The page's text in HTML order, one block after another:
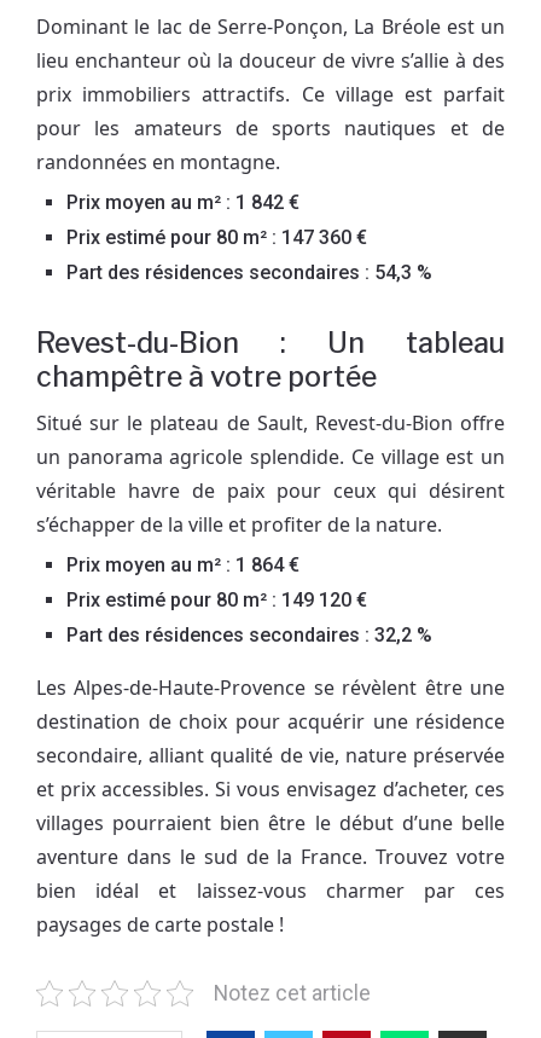
Dominant le lac de Serre-Ponçon, La Bréole est un
lieu enchanteur où la douceur de vivre s’allie à des
prix immobiliers attractifs. Ce village est parfait
pour les amateurs de sports nautiques et de
randonnées en montagne.
Prix moyen au m² : 1 842 €
Prix estimé pour 80 m² : 147 360 €
Part des résidences secondaires : 54,3 %
Revest-du-Bion : Un tableau
champêtre à votre portée
Situé sur le plateau de Sault, Revest-du-Bion offre
un panorama agricole splendide. Ce village est un
véritable havre de paix pour ceux qui désirent
s’échapper de la ville et profiter de la nature.
Prix moyen au m² : 1 864 €
Prix estimé pour 80 m² : 149 120 €
Part des résidences secondaires : 32,2 %
Les Alpes-de-Haute-Provence se révèlent être une
destination de choix pour acquérir une résidence
secondaire, alliant qualité de vie, nature préservée
et prix accessibles. Si vous envisagez d’acheter, ces
villages pourraient bien être le début d’une belle
aventure dans le sud de la France. Trouvez votre
bien idéal et laissez-vous charmer par ces
paysages de carte postale !
Notez cet article